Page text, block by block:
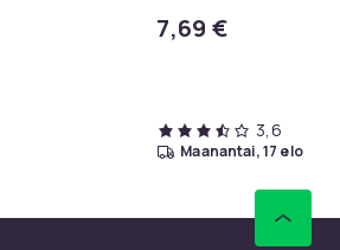
7,69 €
3,6
maanantai, 17 elo